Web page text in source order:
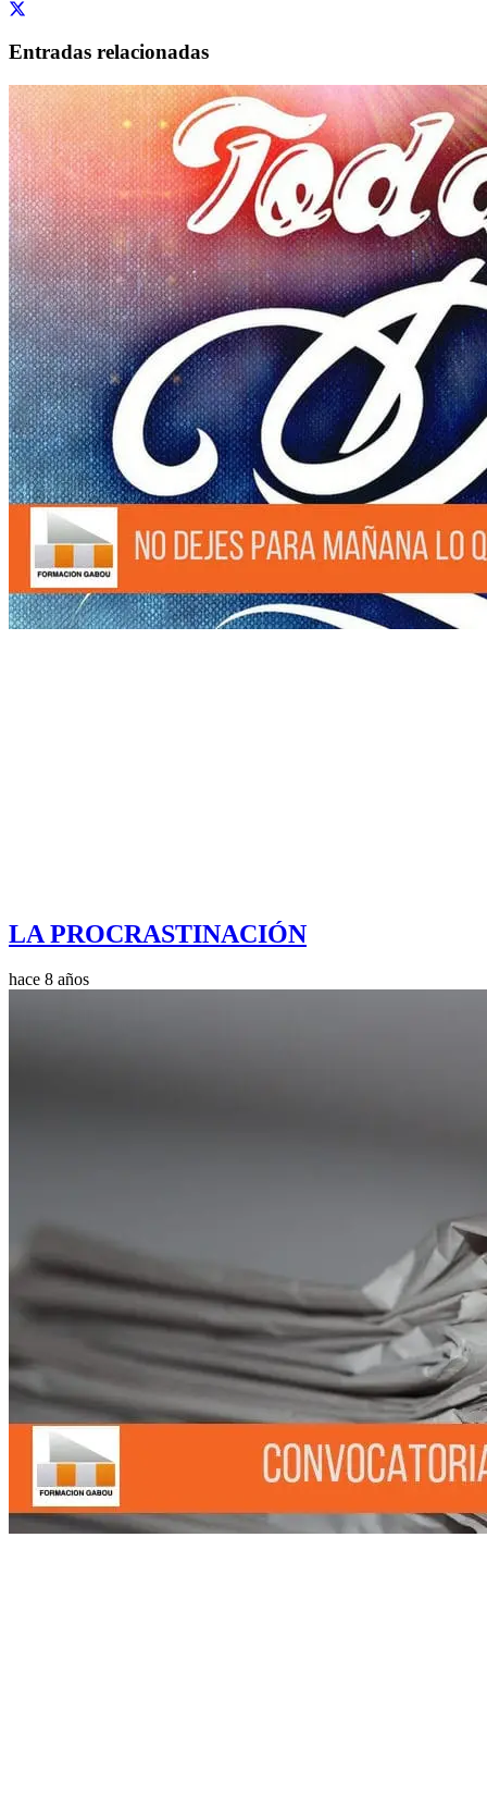
Entradas relacionadas
LA PROCRASTINACIÓN
hace 8 años